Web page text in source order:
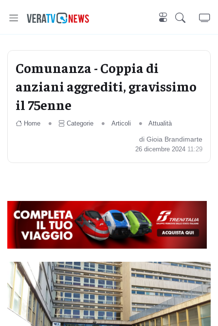
Comunanza - Coppia di
anziani aggrediti, gravissimo
il 75enne
Home Categorie Articoli Attualità
di Gioia Brandimarte
26 dicembre 2024 11:29